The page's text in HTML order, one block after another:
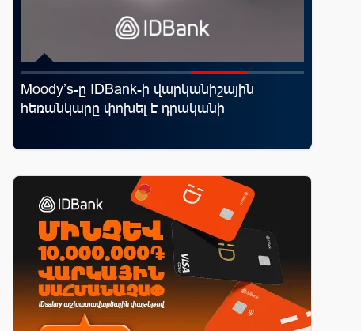
Moody’s-ը IDBank-ի վարկանիշային
հեռանկարը փոխել է դրականի